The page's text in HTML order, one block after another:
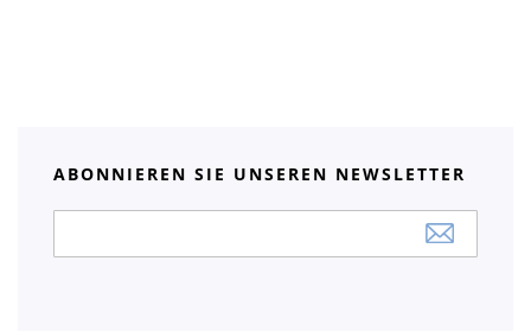
ABONNIEREN SIE UNSEREN NEWSLETTER
Newsletter: